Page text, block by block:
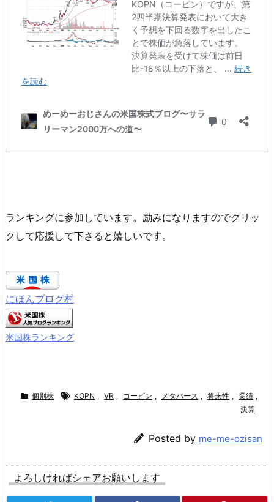
ランキングに参加しています。励みになりますのでクリッ
クして応援して下さると嬉しいです。
にほんブログ村
米国株ランキング
個別株 KOPN , VR , コーピン , メタバース , 将来性 , 業績 ,
決算
Posted by me-me-ozisan
よろしければシェアお願いします